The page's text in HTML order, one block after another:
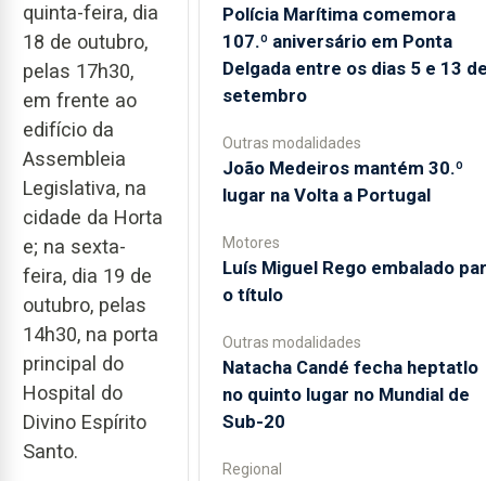
quinta-feira, dia
18 de outubro,
pelas 17h30,
em frente ao
edifício da
Assembleia
Legislativa, na
cidade da Horta
e; na sexta-
feira, dia 19 de
outubro, pelas
14h30, na porta
principal do
Hospital do
Divino Espírito
Santo.
Polícia Marítima comemora
107.º aniversário em Ponta
Delgada entre os dias 5 e 13
setembro
Outras modalidades
João Medeiros mantém 30.º
lugar na Volta a Portugal
Motores
Luís Miguel Rego embalado
o título
Outras modalidades
Natacha Candé fecha heptatlo
no quinto lugar no Mundial de
Sub-20
Regional